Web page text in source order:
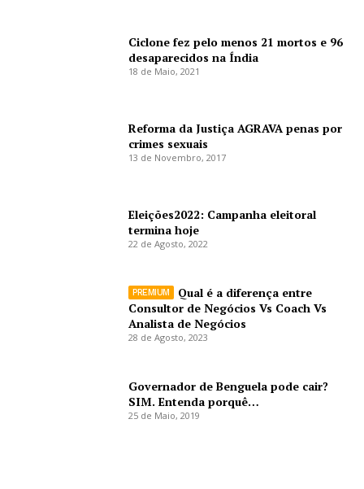
Ciclone fez pelo menos 21 mortos e 96
desaparecidos na Índia
18 de Maio, 2021
Reforma da Justiça AGRAVA penas por
crimes sexuais
13 de Novembro, 2017
Eleições2022: Campanha eleitoral
termina hoje
22 de Agosto, 2022
Qual é a diferença entre
Consultor de Negócios Vs Coach Vs
Analista de Negócios
28 de Agosto, 2023
Governador de Benguela pode cair?
SIM. Entenda porquê…
25 de Maio, 2019